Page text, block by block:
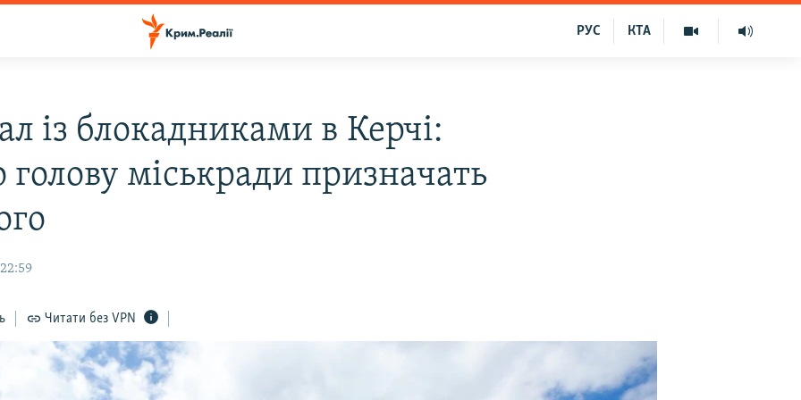
КТА
РУС
із блокадниками в Керчі:
голову міськради призначать
Читати без VPN